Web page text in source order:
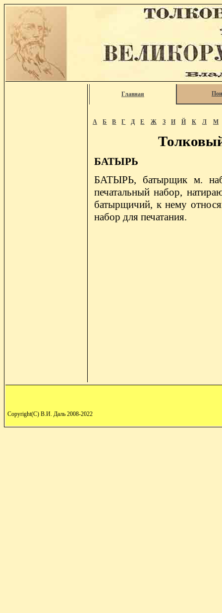
Главная
А Б В Г Д Е Ж З И Й К Л М
БАТЫРЬ
БАТЫРЬ, батырщик м.
печатальный набор,
батырщичий, к нему
набор для печатания.
Copyright(C) В.И. Даль 2008-2022